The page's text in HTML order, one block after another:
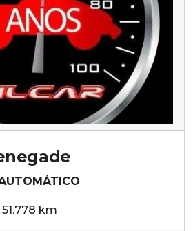
51.778 km